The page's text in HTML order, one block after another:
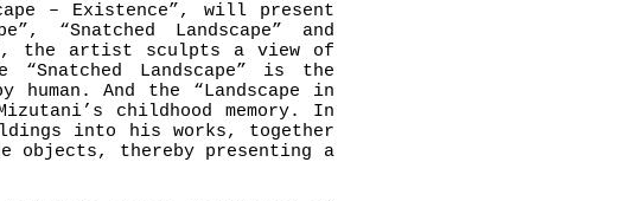
– Existence”, will present
“Snatched Landscape” and
the artist sculpts a view of
Landscape” is the
And the “Landscape in
childhood memory. In
into his works, together
objects, thereby presenting a